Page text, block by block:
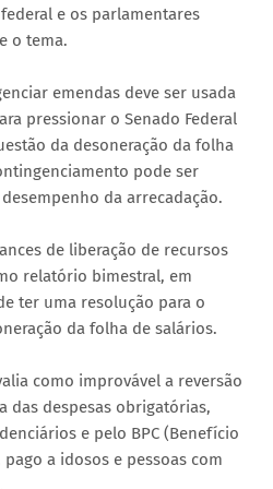
e os parlamentares
o tema.
emendas deve ser usada
pressionar o Senado Federal
da desoneração da folha
pode ser
da arrecadação.
de liberação de recursos
relatório bimestral, em
ter uma resolução para o
da folha de salários.
como improvável a reversão
das despesas obrigatórias,
e pelo BPC (Benefício
a idosos e pessoas com